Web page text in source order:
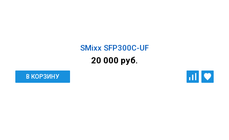
SMixx SFP300C-UF
20 000 руб.
В КОРЗИНУ